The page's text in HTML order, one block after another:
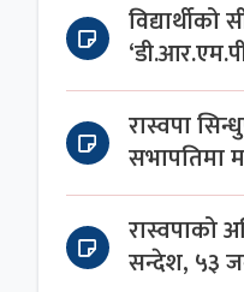
विद्यार्थीको
रास्वपा
सभापतिमा
रास्वपाको
सन्देश, ५३